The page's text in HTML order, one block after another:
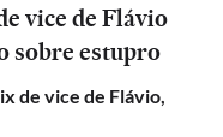
vice de Flávio
sobre estupro
de vice de Flávio,